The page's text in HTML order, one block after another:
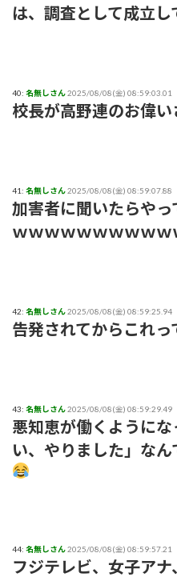
は、調査として成立
40: 名無しさん2025/08/08(金) 08:59:03.01
校長が高野連のお偉
41: 名無しさん2025/08/08(金) 08:59:07.88
加害者に聞いたらや
ｗｗｗｗｗｗｗｗｗ
42: 名無しさん2025/08/08(金) 08:59:25.94
告発されてからこれ
43: 名無しさん2025/08/08(金) 08:59:29.49
悪知恵が働くように
い、やりました」な
44: 名無しさん2025/08/08(金) 08:59:57.21
フジテレビ、女子ア